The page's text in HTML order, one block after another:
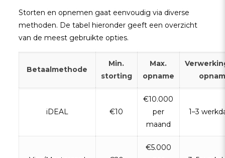
Storten en opnemen gaat eenvoudig via diverse
methoden. De tabel hieronder geeft een overzicht
van de meest gebruikte opties.
Betaalmethode
Min.
storting
Max.
opname
iDEAL €10
€10.000
per
maand
1–3
€5.000